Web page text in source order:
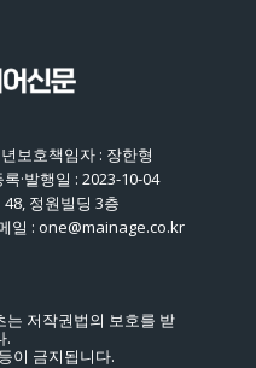
보호책임자 : 장한형
·발행일 : 2023-10-04
정원빌딩 3층
일 : one@mainage.co.kr
저작권법의 보호를 받
.
이 금지됩니다.